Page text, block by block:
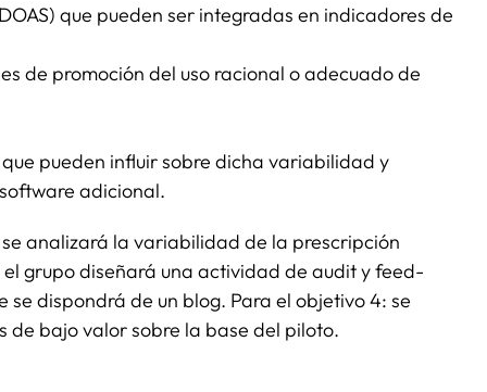
que pueden ser integradas en indicadores de
de promoción del uso racional o adecuado de
pueden influir sobre dicha variabilidad y
adicional.
analizará la variabilidad de la prescripción
grupo diseñará una actividad de audit y feed-
dispondrá de un blog. Para el objetivo 4: se
de bajo valor sobre la base del piloto.